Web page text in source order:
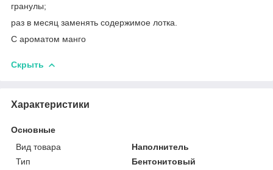
гранулы;
раз в месяц заменять содержимое лотка.
С ароматом манго
Скрыть
Характеристики
Основные
Вид товара
Наполнитель
Тип
Бентонитовый